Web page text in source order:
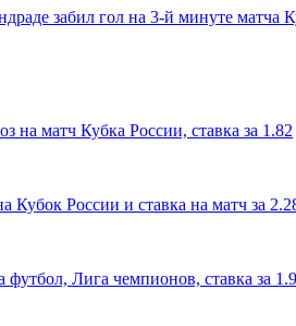
забил гол на 3‑й минуте матча
матч Кубка России, ставка за 1.82
России и ставка на матч за
Лига чемпионов, ставка за